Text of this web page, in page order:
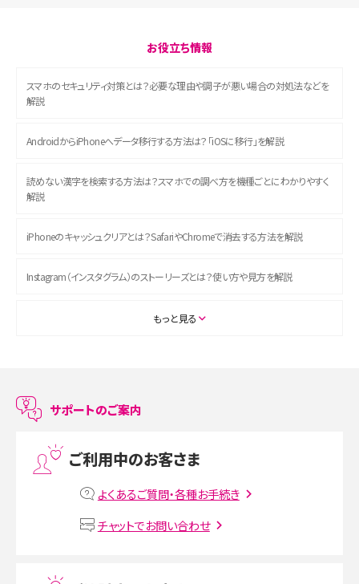
お役立ち情報
スマホのセキュリティ対策とは？必要な理由や調子が悪い場合の対処法などを
解説
AndroidからiPhoneへデータ移行する方法は？「iOSに移行」を解説
読めない漢字を検索する方法は？スマホでの調べ方を機種ごとにわかりやすく
解説
iPhoneのキャッシュクリアとは？SafariやChromeで消去する方法を解説
Instagram（インスタグラム）のストーリーズとは？使い方や見方を解説
ASMRとは？初心者向けの代表ジャンルや楽しみ方を解説
LINEで友だちを削除する方法は？方法ごとの影響や復活・復元する方法も解説
MNOとは？MVNOやMVNEとの違いやメリット・デメリットを解説
VPN接続とは？仕組みや必要性、メリット・デメリット、接続方法を解説
もっと見る
サポートのご案内
ご利用中のお客さま
よくあるご質問・各種お手続き
チャットでお問い合わせ